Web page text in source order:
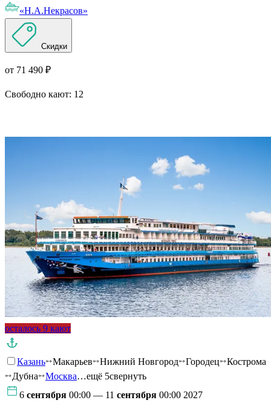
«Н.А.Некрасов»
Скидки
от 71 490 ₽
Свободно кают: 12
осталось 9 кают
Казань Макарьев Нижний Новгород Городец
Кострома
Дубна
Москва…ещё 5свернуть
6 сентября 00:00 — 11 сентября 00:00 2027